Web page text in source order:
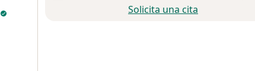
Solicita una cita